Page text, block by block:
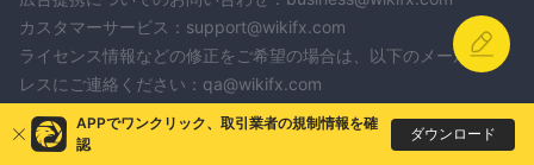
カスタマーサービス：support@wikifx.com
ライセンス情報などの修正をご希望の場合は、以下のメールアド
レスにご連絡ください：qa@wikifx.com
VTINDEX EZ SQUARE
APPでワンクリック、取引業者の規制情報を確
認
ダウンロード